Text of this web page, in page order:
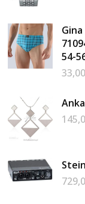
54-
33,00